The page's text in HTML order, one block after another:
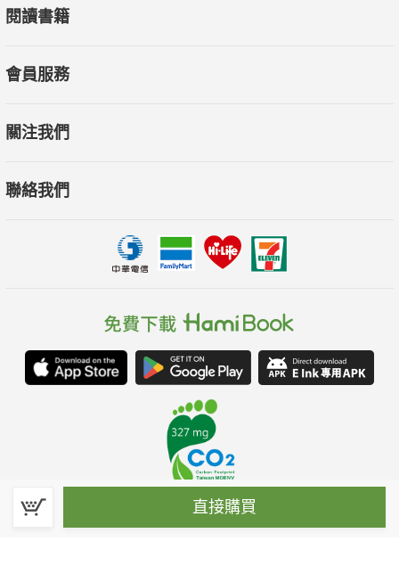
直接購買
閱讀書籍
會員服務
關注我們
聯絡我們